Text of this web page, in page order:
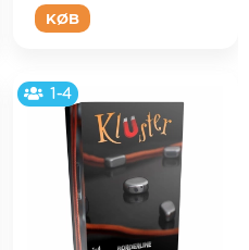
KØB
1-4